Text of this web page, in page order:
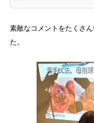
素敵なコメントをたくさ
た。